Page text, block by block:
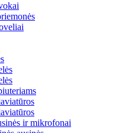
ir mikrofonai